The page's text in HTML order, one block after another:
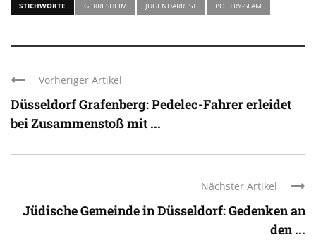
STICHWORTE GERRESHEIM JUGENDARREST POETRY-SLAM
Vorheriger Artikel
Düsseldorf Grafenberg: Pedelec-Fahrer erleidet
bei Zusammenstoß mit ...
Nächster Artikel
Jüdische Gemeinde in Düsseldorf: Gedenken an
den ...